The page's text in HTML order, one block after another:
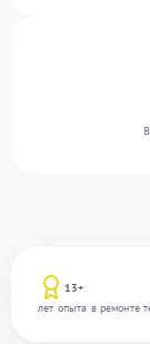
13+
лет опыта в ремонте